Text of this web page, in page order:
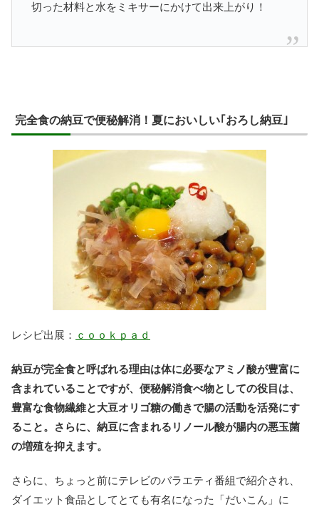
切った材料と水をミキサーにかけて出来上がり！
完全食の納豆で便秘解消！夏においしい｢おろし納豆｣
レシピ出展： ｃｏｏｋｐａｄ
納豆が完全食と呼ばれる理由は体に必要なアミノ酸が豊富に
含まれていることですが、便秘解消食べ物としての役目は、
豊富な食物繊維と大豆オリゴ糖の働きで腸の活動を活発にす
ること。さらに、納豆に含まれるリノール酸が腸内の悪玉菌
の増殖を抑えます。
さらに、ちょっと前にテレビのバラエティ番組で紹介され、
ダイエット食品としてとても有名になった「だいこん」に